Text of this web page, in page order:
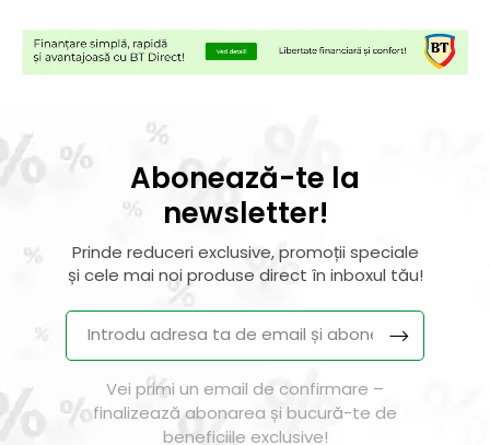
Abonează-te la
newsletter!
Prinde reduceri exclusive, promoții speciale
și cele mai noi produse direct în inboxul tău!
Vei primi un email de confirmare –
finalizează abonarea și bucură-te de
beneficiile exclusive!